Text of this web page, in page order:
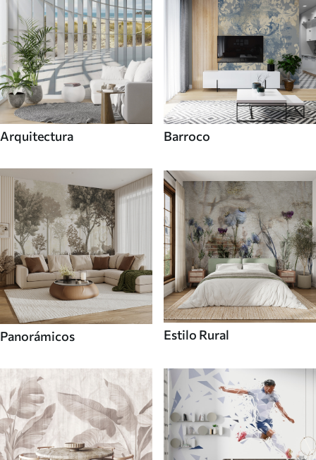
Arquitectura Barroco
Panorámicos Estilo Rural